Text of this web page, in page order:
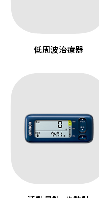
低周波治療器